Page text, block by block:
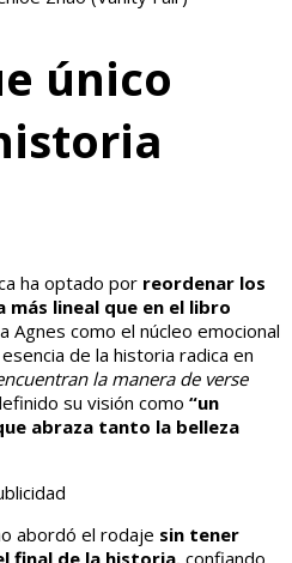
único
ha optado por reordenar los
lineal que en el libro
Agnes como el núcleo emocional
de la historia radica en
la manera de verse
su visión como “un
abraza tanto la belleza
abordó el rodaje sin tener